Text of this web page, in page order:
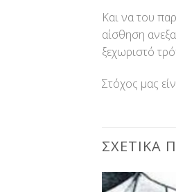
Και να του
αίσθηση
ξεχωριστό
Στόχος μας
ΣΧΕΤΙΚΆ